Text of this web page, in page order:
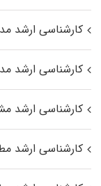
کارشناسی ارشد
کارشناسی ارشد
کارشناسی ارشد
کارشناسی ارشد